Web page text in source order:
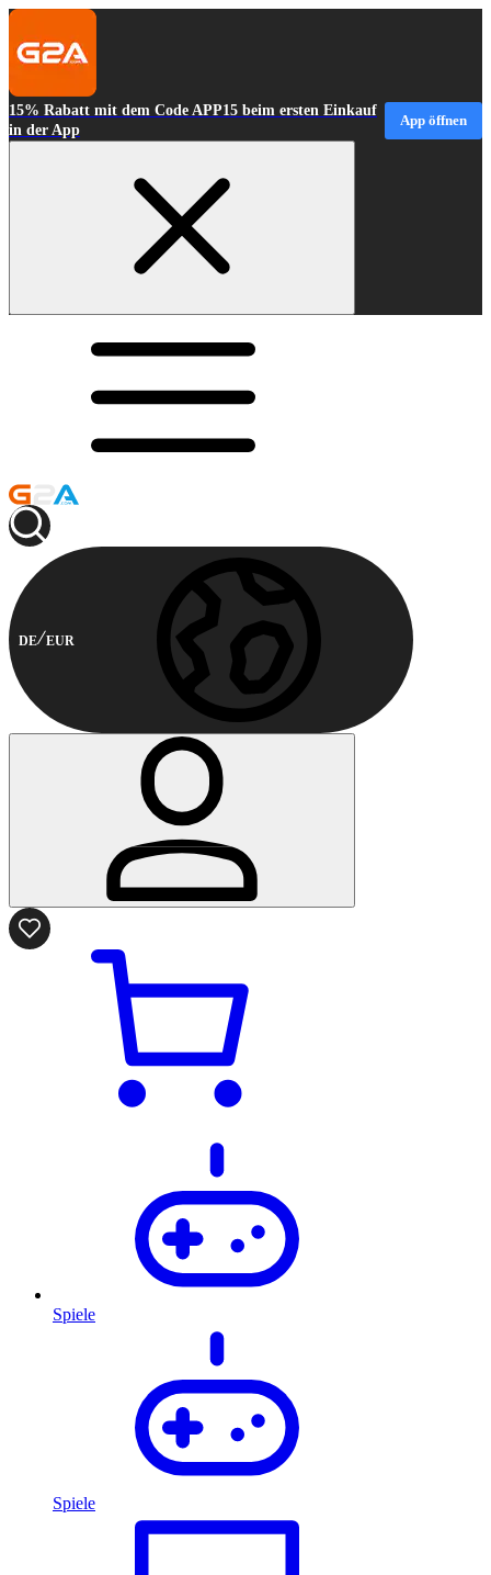
15% Rabatt mit dem Code APP15 beim ersten Einkauf
in der App
App öffnen
DE EUR
Spiele
Spiele